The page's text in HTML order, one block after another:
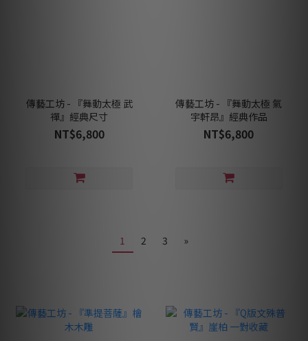
傳藝工坊 - 『舞動太極 武
禪』經典尺寸
NT$6,800
傳藝工坊 - 『舞動太極 氣
宇軒昂』經典作品
NT$6,800
1 2 3 »